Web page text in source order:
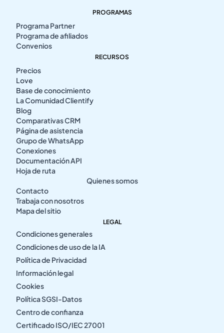
PROGRAMAS
Programa Partner
Programa de afiliados
Convenios
RECURSOS
Precios
Love
Base de conocimiento
La Comunidad Clientify
Blog
Comparativas CRM
Página de asistencia
Grupo de WhatsApp
Conexiones
Documentación API
Hoja de ruta
Quienes somos
Contacto
Trabaja con nosotros
Mapa del sitio
LEGAL
Condiciones generales
Condiciones de uso de la IA
Política de Privacidad
Información legal
Cookies
Política SGSI-Datos
Centro de confianza
Certificado ISO/IEC 27001